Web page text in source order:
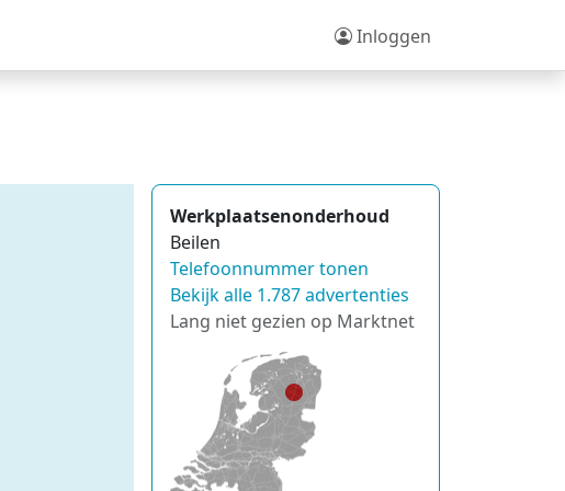
Inloggen
Werkplaatsenonderhoud
Beilen
Telefoonnummer tonen
Bekijk alle 1.787 advertenties
Lang niet gezien op Marktnet